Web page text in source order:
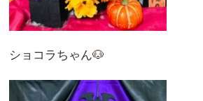
ショコラちゃん🐶